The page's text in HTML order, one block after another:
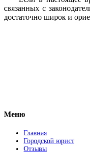
связанных с
достаточно широк и
Меню
Главная
Городской юрист
Отзывы